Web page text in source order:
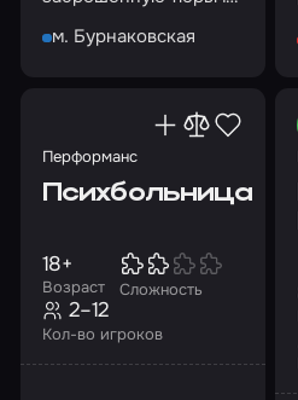
погибло много людей.
м. Бурнаковская
Перформанс
Психбольница
Возраст
18+
Сложность
Кол-во игроков
2–12